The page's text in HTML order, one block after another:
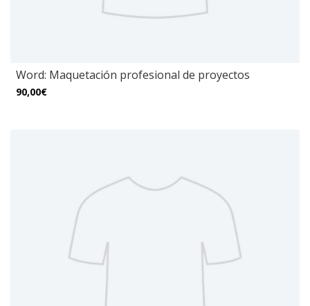
Word: Maquetación profesional de proyectos
90,00€